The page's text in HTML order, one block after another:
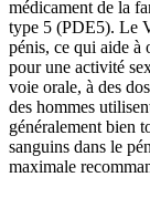
médicament de la
type 5 (PDE5). Le
pénis, ce qui aide à
pour une activité
voie orale, à des
des hommes
généralement bien
sanguins dans le
maximale